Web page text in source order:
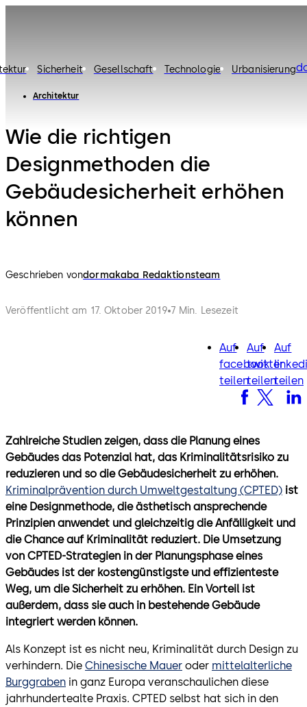
Sicherheit Gesellschaft Technologie Urbanisierung
Architektur
Wie die richtigen
Designmethoden die
Gebäudesicherheit erhöhen
können
Geschrieben vondormakaba Redaktionsteam
Veröffentlicht am 17. Oktober 2019 7 Min. Lesezeit
Auf
facebook
teilen
facebook
Auf
twitter
teilen
twitter
Auf
teilen
Zahlreiche Studien zeigen, dass die Planung eines
Gebäudes das Potenzial hat, das Kriminalitätsrisiko zu
reduzieren und so die Gebäudesicherheit zu erhöhen.
Kriminalprävention durch Umweltgestaltung (CPTED) ist
eine Designmethode, die ästhetisch ansprechende
Prinzipien anwendet und gleichzeitig die Anfälligkeit und
die Chance auf Kriminalität reduziert. Die Umsetzung
von CPTED-Strategien in der Planungsphase eines
Gebäudes ist der kostengünstigste und effizienteste
Weg, um die Sicherheit zu erhöhen. Ein Vorteil ist
außerdem, dass sie auch in bestehende Gebäude
integriert werden können.
Als Konzept ist es nicht neu, Kriminalität durch Design zu
verhindern. Die Chinesische Mauer oder mittelalterliche
Burggraben in ganz Europa veranschaulichen diese
jahrhundertealte Praxis. CPTED selbst hat sich in den